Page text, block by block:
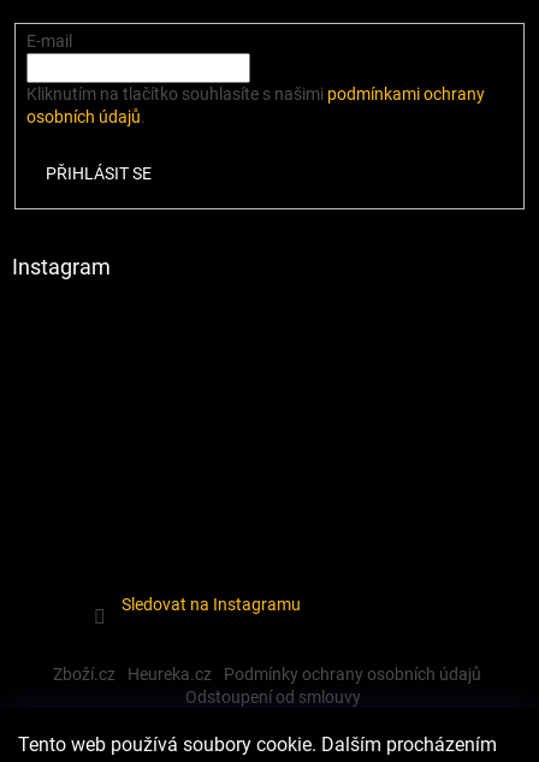
Tento web používá soubory cookie. Dalším procházením
E-mail
Kliknutím na tlačítko souhlasíte s našimi podmínkami ochrany
osobních údajů.
PŘIHLÁSIT SE
Instagram
Sledovat na Instagramu
Zboží.cz Heureka.cz
Podmínky ochrany osobních údajů
Odstoupení od smlouvy